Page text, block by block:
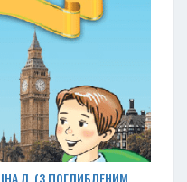
Л. (З ПОГЛИБЛЕНИМ